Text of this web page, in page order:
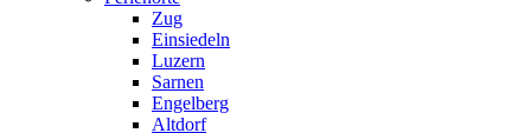
Zug
Einsiedeln
Luzern
Sarnen
Engelberg
Altdorf